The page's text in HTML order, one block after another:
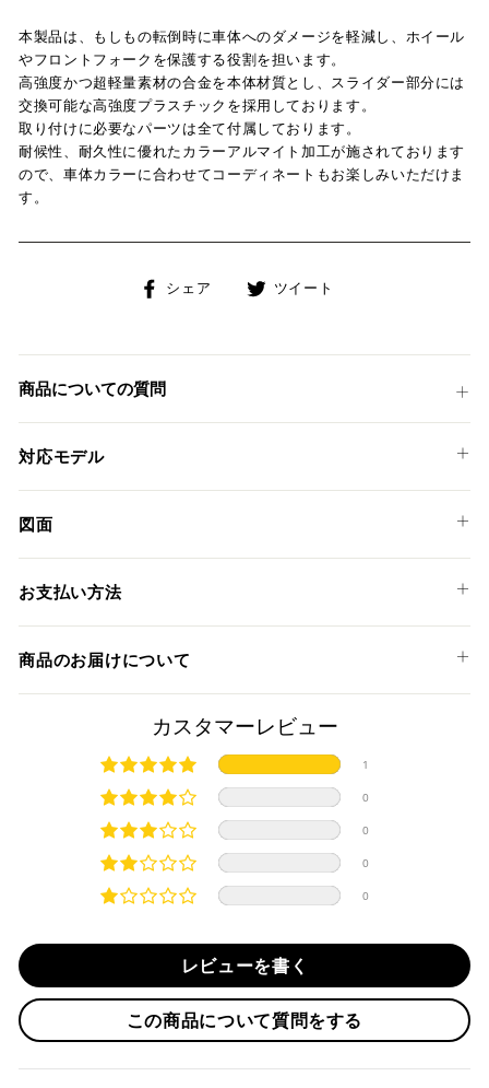
本製品は、もしもの転倒時に車体へのダメージを軽減し、ホイール
やフロントフォークを保護する役割を担います。
高強度かつ超軽量素材の合金を本体材質とし、スライダー部分には
交換可能な高強度プラスチックを採用しております。
取り付けに必要なパーツは全て付属しております。
耐候性、耐久性に優れたカラーアルマイト加工が施されております
ので、車体カラーに合わせてコーディネートもお楽しみいただけま
す。
シェア
Facebook
ェ
る
ツイート
稿
商品についての質問
対応モデル
KTM
790 DUKE '18-20
790 DUKE '23-24
890 DUKE GP '22-23
990 DUKE '24
990 DUKE R '25
1290 SUPER DUKE R '16-23
1290 SUPER DUKE RR '21-23
1290 SUPER DUKE GT '16-24
1290 SUPER DUKE R EVO '22-23
1390 SUPER DUKE R EVO '24
図面
PFAN10
お支払い方法
クレジットカード
上記クレジットカードをご利用頂けます。
分割払い、リボ払い、3Dセキュア対応カードをご利用の
際は、『クレジットカード決済(3Dセキュア) - SBPS』を
ご選択ください。
商品発送時に決済完了となります。
対応支払回数について以下の通りです。
・分割払い (3,5,6,10,12,15,18,20,24回)
※ 分割払い、リボ払いは決済金額が税込10,000円以上の
場合のみご利用いただけます。
※ American Expressでの分割払いのご利用には、事前
商品のお届けについて
商品発送までの日数について
ご希望商品の在庫状況により異なります。 詳しくは該当商品
ページよりご希望のカラー、材質等(オプションがある場合)を
選択後に表示される納期をご確認ください。
国内在庫ありの場合
・平日16時までのご注文、お支払い完了で即日発送いたしま
・前払い決済（銀行振込等）の場合、15時までに弊社でのご
入金確認が完了いたしましたら即日発送いたします。
・お取り寄せ商品等を一緒にご注文の場合は、基本的にはお
取り寄せ商品が揃ってからの発送になります。別で発送をご
カスタマーレビュー
1
0
0
0
0
レビューを書く
この商品について質問をする